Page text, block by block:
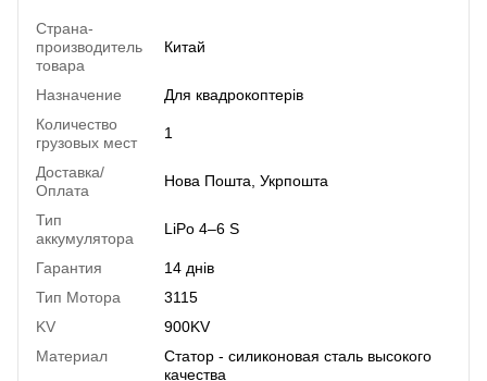
Страна-
производитель
товара
Китай
Назначение
Для квадрокоптерів
Количество
грузовых мест
1
Доставка/
Оплата
Нова Пошта, Укрпошта
Тип
аккумулятора
LiPo 4–6 S
Гарантия
14 днів
Тип Мотора
3115
KV
900KV
Материал
Статор - силиконовая сталь высокого
качества